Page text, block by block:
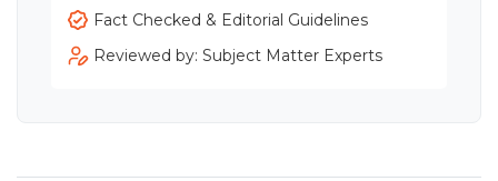
Fact Checked & Editorial Guidelines
Reviewed by: Subject Matter Experts